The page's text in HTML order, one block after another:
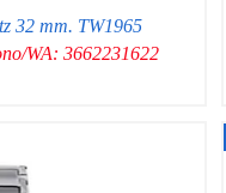
32 mm. TW1965
WA: 3662231622